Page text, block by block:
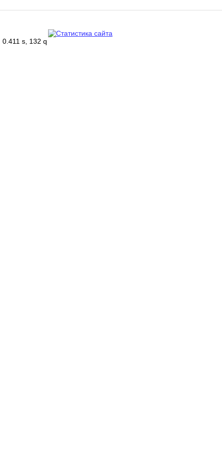
0.411 s, 132 q